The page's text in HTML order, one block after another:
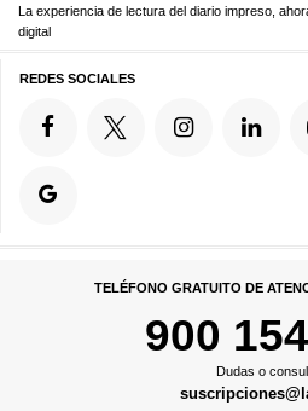
La experiencia de lectura del diario impreso,
digital
REDES SOCIALES
TELÉFONO GRATUITO DE
900
Dudas o